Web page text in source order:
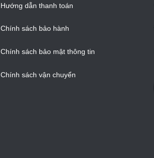
Hướng dẫn thanh toán
Chính sách bảo hành
Chính sách bảo mật thông tin
Chính sách vận chuyển